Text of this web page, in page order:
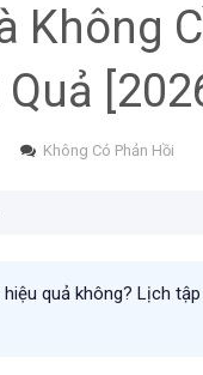
Không
Không Có Phản Hồi
quả không? Lịch